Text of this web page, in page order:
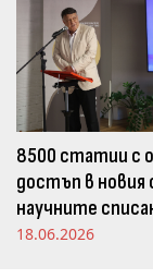
8500 статии с
достъп в новия
научните
Издателство
18.06.2026